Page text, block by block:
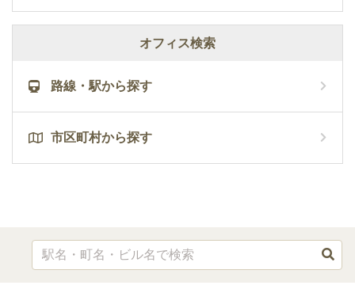
オフィス検索
路線・駅から探す
市区町村から探す